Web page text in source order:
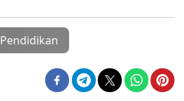
Pendidikan